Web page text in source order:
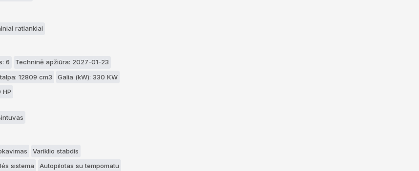
ratlankiai
6
Techninė apžiūra: 2027-01-23
12809 cm3
Galia (kW): 330 KW
HP
Variklio stabdis
sistema
Autopilotas su tempomatu